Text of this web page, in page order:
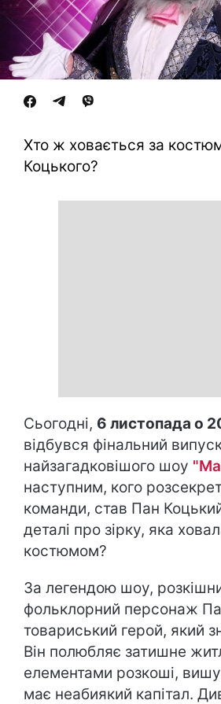
Хто ж ховається за
Коцького?
Сьогодні, 6 листопада о
відбувся фінальний
найзагадковішого шоу
наступним, кого
команди, став Пан
деталі про зірку, яка
костюмом?
За легендою шоу,
фольклорний персонаж
товариський герой, який
Він полюбляє затишне
елементами розкоші,
має неабиякий капітал.